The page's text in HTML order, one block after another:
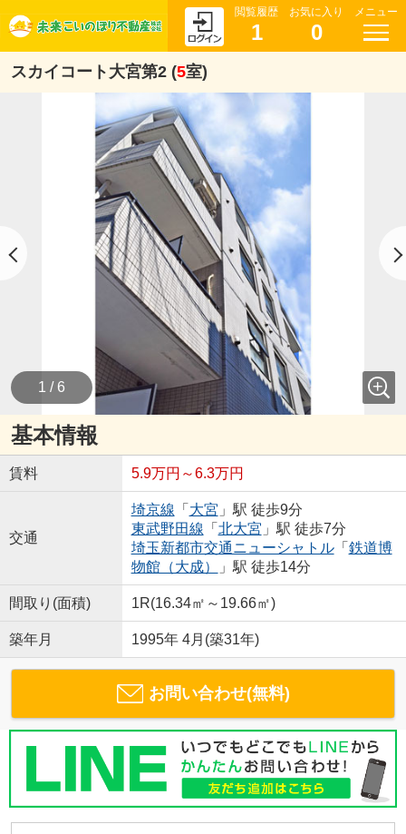
閲覧履歴
1
お気に入り
0
メニュー
スカイコート大宮第2 (5室)
1 / 6
基本情報
賃料 5.9万円～6.3万円
交通
埼京線 「 大宮 」駅 徒歩9分
東武野田線 「 北大宮 」駅 徒歩7分
埼玉新都市交通ニューシャトル「 鉄道博
物館（大成）
」駅 徒歩14分
間取り(面積) 1R(16.34㎡～19.66㎡)
築年月 1995年 4月(築31年)
お問い合わせ(無料)